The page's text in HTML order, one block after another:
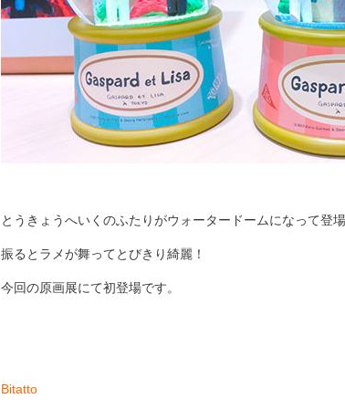
とうきょうへいくのふたりがウォータードームになって登
振るとラメが舞ってとびきり綺麗！
今回の原画展にて初登場です。
Bitatto